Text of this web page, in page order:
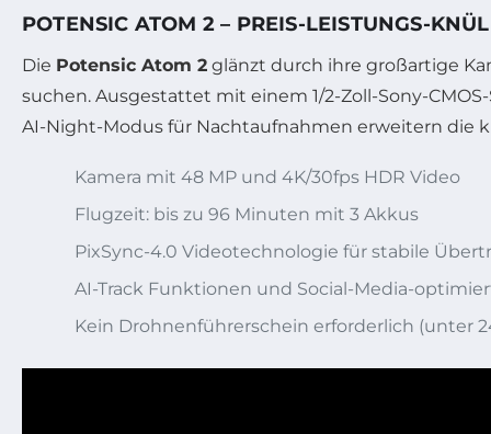
POTENSIC ATOM 2 – PREIS-LEISTUNGS-
Die Potensic Atom 2 glänzt durch ihre großartige
suchen. Ausgestattet mit einem 1/2-Zoll-Sony-
AI-Night-Modus für Nachtaufnahmen erweitern die
Kamera mit 48 MP und 4K/30fps HDR Video
Flugzeit: bis zu 96 Minuten mit 3 Akkus
PixSync-4.0 Videotechnologie für stabile
AI-Track Funktionen und Social-Media-
Kein Drohnenführerschein erforderlich (unter